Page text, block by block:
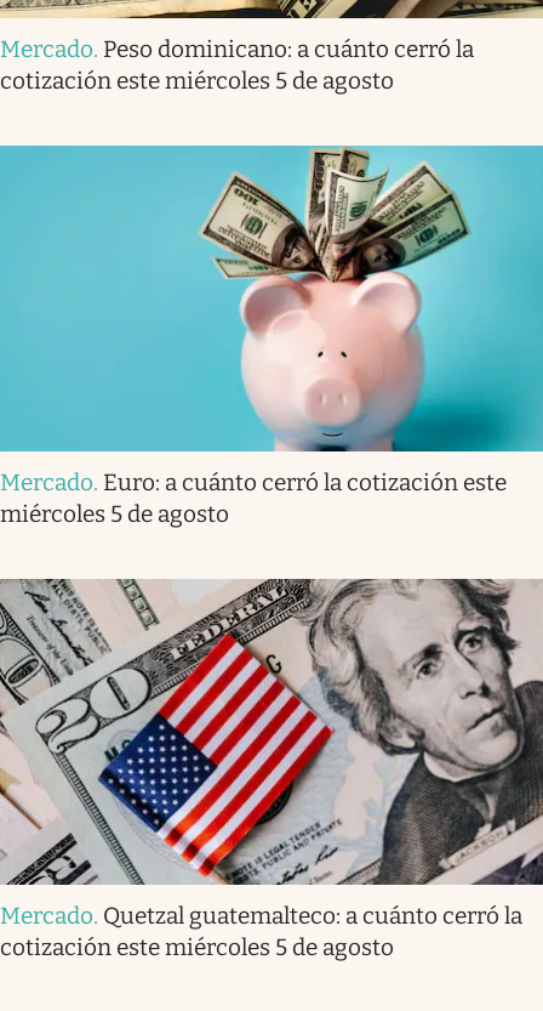
Mercado. Peso dominicano: a cuánto cerró la
cotización este miércoles 5 de agosto
Mercado. Euro: a cuánto cerró la cotización este
miércoles 5 de agosto
Mercado. Quetzal guatemalteco: a cuánto cerró la
cotización este miércoles 5 de agosto